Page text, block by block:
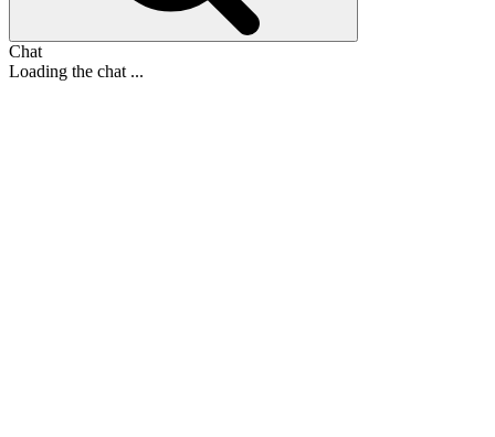
Chat
Loading the chat ...